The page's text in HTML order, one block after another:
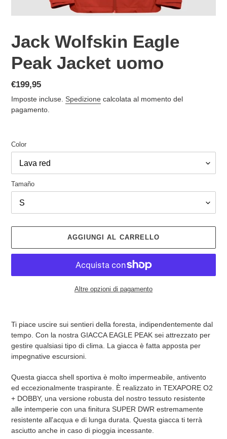
Jack Wolfskin Eagle
Peak Jacket uomo
Prezzo
di
listino
€199,95
Imposte incluse. Spedizione calcolata al momento del
pagamento.
Color
Tamaño
AGGIUNGI AL CARRELLO
Altre opzioni di pagamento
prodotto
carrello
Ti piace uscire sui sentieri della foresta, indipendentemente dal
tempo. Con la nostra GIACCA EAGLE PEAK sei attrezzato per
gestire qualsiasi tipo di clima. La giacca è fatta apposta per
impegnative escursioni.
Questa giacca shell sportiva è molto impermeabile, antivento
ed eccezionalmente traspirante. È realizzato in TEXAPORE O2
+ DOBBY, una versione robusta del nostro tessuto resistente
alle intemperie con una finitura SUPER DWR estremamente
resistente all'acqua e di lunga durata. Questa giacca ti terrà
asciutto anche in caso di pioggia incessante.